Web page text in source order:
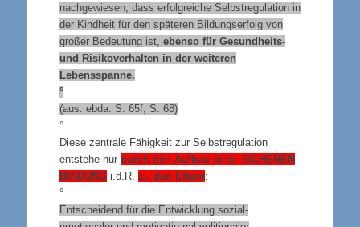
nachgewiesen, dass erfolgreiche Selbstregulation in
der Kindheit für den späteren Bildungserfolg von
großer Bedeutung ist, ebenso für Gesundheits-
und Risikoverhalten in der weiteren
Lebensspanne.
°
(aus: ebda. S. 65f, S. 68)
°
Diese zentrale Fähigkeit zur Selbstregulation
entstehe nur durch den Aufbau einer SICHEREN
BINDUNGi.d.R. zu den Eltern:
°
Entscheidend für die Entwicklung sozial-